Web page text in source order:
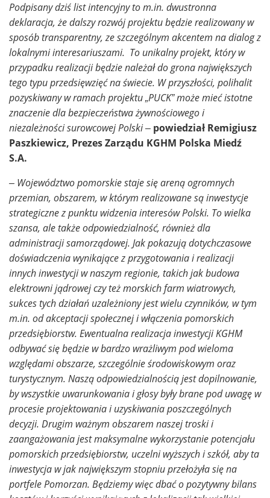
Podpisany dziś list intencyjny to m.in. dwustronna
deklaracja, że dalszy rozwój projektu będzie realizowany w
sposób transparentny, ze szczególnym akcentem na dialog z
lokalnymi interesariuszami. To unikalny projekt, który w
przypadku realizacji będzie należał do grona największych
tego typu przedsięwzięć na świecie. W przyszłości, polihalit
pozyskiwany w ramach projektu „PUCK” może mieć istotne
znaczenie dla bezpieczeństwa żywnościowego i
niezależności surowcowej Polski– powiedział Remigiusz
Paszkiewicz, Prezes Zarządu KGHM Polska Miedź
S.A.
– Województwo pomorskie staje się areną ogromnych
przemian, obszarem, w którym realizowane są inwestycje
strategiczne z punktu widzenia interesów Polski. To wielka
szansa, ale także odpowiedzialność, również dla
administracji samorządowej. Jak pokazują dotychczasowe
doświadczenia wynikające z przygotowania i realizacji
innych inwestycji w naszym regionie, takich jak budowa
elektrowni jądrowej czy też morskich farm wiatrowych,
sukces tych działań uzależniony jest wielu czynników, w tym
m.in. od akceptacji społecznej i włączenia pomorskich
przedsiębiorstw. Ewentualna realizacja inwestycji KGHM
odbywać się będzie w bardzo wrażliwym pod wieloma
względami obszarze, szczególnie środowiskowym oraz
turystycznym. Naszą odpowiedzialnością jest dopilnowanie,
by wszystkie uwarunkowania i głosy były brane pod uwagę w
procesie projektowania i uzyskiwania poszczególnych
decyzji. Drugim ważnym obszarem naszej troski i
zaangażowania jest maksymalne wykorzystanie potencjału
pomorskich przedsiębiorstw, uczelni wyższych i szkół, aby ta
inwestycja w jak największym stopniu przełożyła się na
portfele Pomorzan. Będziemy więc dbać o pozytywny bilans